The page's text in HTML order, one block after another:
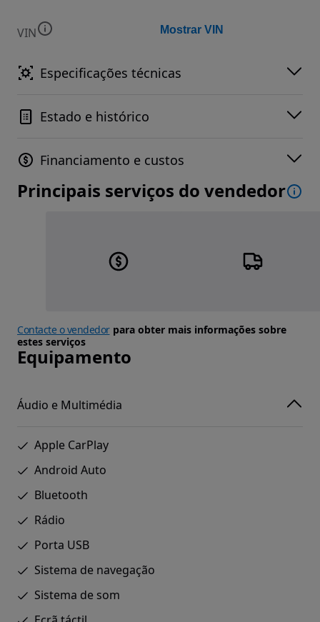
VIN Mostrar VIN
Especificações técnicas
Estado e histórico
Financiamento e custos
Principais serviços do vendedor
Contacte o vendedorpara obter mais informações sobre
estes serviços
Equipamento
Áudio e Multimédia
Apple CarPlay
Android Auto
Bluetooth
Rádio
Porta USB
Sistema de navegação
Sistema de som